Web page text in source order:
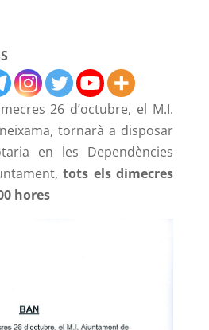
26 d’octubre, el M.I.
tornarà a disposar
en les Dependències
tots els dimecres
hores